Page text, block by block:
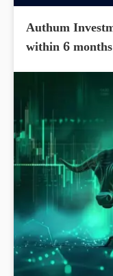
Authum
within 6 months